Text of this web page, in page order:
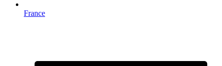
France